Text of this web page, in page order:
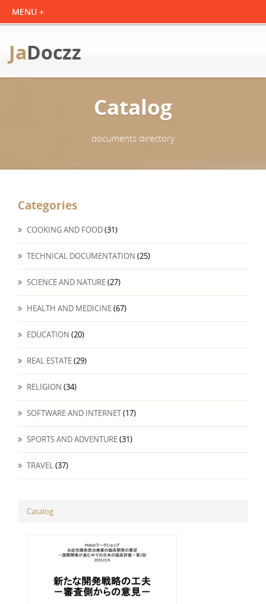
JaDoczz
Catalog
documents directory
Categories
COOKING AND FOOD(31)
TECHNICAL DOCUMENTATION (25)
SCIENCE AND NATURE(27)
HEALTH AND MEDICINE(67)
EDUCATION (20)
REAL ESTATE(29)
RELIGION (34)
SOFTWARE AND INTERNET(17)
SPORTS AND ADVENTURE(31)
TRAVEL(37)
Catalog